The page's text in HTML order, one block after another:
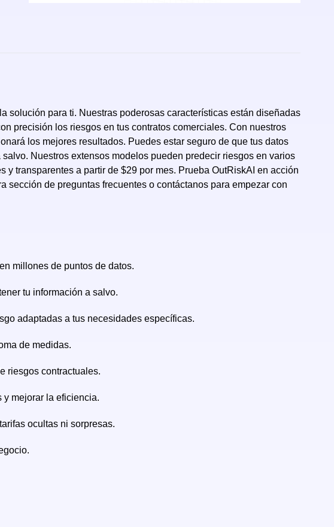
solución para ti. Nuestras poderosas características están diseñadas
precisión los riesgos en tus contratos comerciales. Con nuestros
los mejores resultados. Puedes estar seguro de que tus datos
Nuestros extensos modelos pueden predecir riesgos en varios
transparentes a partir de $29 por mes. Prueba OutRiskAI en acción
de preguntas frecuentes o contáctanos para empezar con
millones de puntos de datos.
tu información a salvo.
adaptadas a tus necesidades específicas.
de medidas.
riesgos contractuales.
y mejorar la eficiencia.
ocultas ni sorpresas.